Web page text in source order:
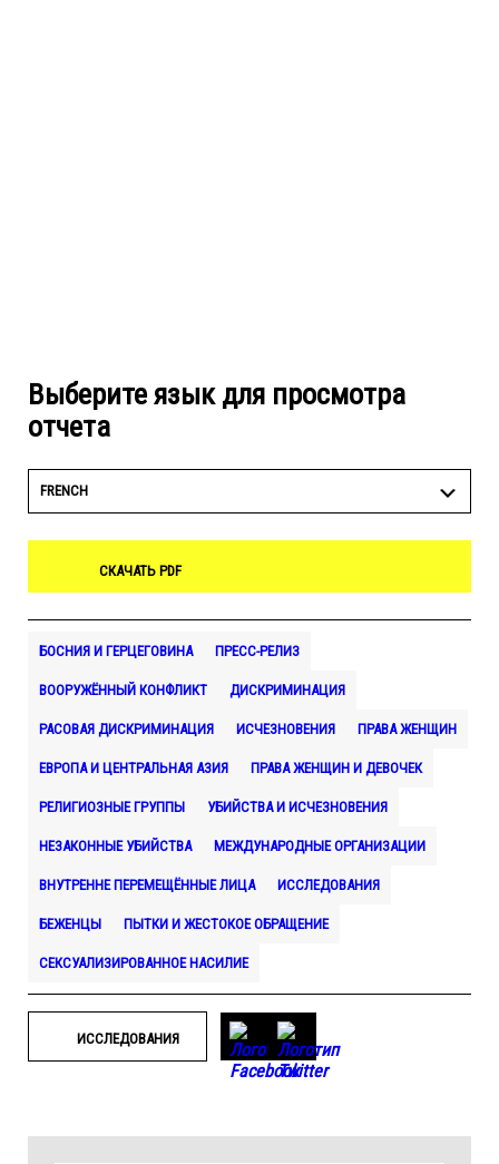
Выберите язык для просмотра
отчета
FRENCH
СКАЧАТЬ PDF
БОСНИЯ И ГЕРЦЕГОВИНА ПРЕСС-РЕЛИЗ
ВООРУЖЁННЫЙ КОНФЛИКТ ДИСКРИМИНАЦИЯ
РАСОВАЯ ДИСКРИМИНАЦИЯ ИСЧЕЗНОВЕНИЯ ПРАВА ЖЕНЩИН
ЕВРОПА И ЦЕНТРАЛЬНАЯ АЗИЯ ПРАВА ЖЕНЩИН И ДЕВОЧЕК
РЕЛИГИОЗНЫЕ ГРУППЫ УБИЙСТВА И ИСЧЕЗНОВЕНИЯ
НЕЗАКОННЫЕ УБИЙСТВА МЕЖДУНАРОДНЫЕ ОРГАНИЗАЦИИ
ВНУТРЕННЕ ПЕРЕМЕЩЁННЫЕ ЛИЦА ИССЛЕДОВАНИЯ
БЕЖЕНЦЫ ПЫТКИ И ЖЕСТОКОЕ ОБРАЩЕНИЕ
СЕКСУАЛИЗИРОВАННОЕ НАСИЛИЕ
ИССЛЕДОВАНИЯ